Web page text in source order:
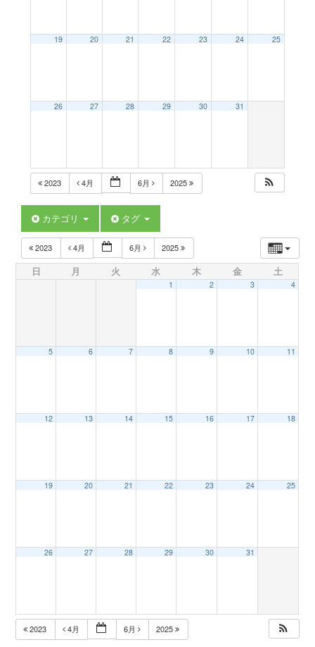
t
i
19 20 21 22 23 24 25
26 27 28 29 30 31
2023 4月 6月 2025
カテゴリ タグ
2023 4月 6月 2025
日 月 火 水 木 金 土
1 2 3 4
5 6 7 8 9 10 11
12 13 14 15 16 17 18
19 20 21 22 23 24 25
26 27 28 29 30 31
2023 4月 6月 2025